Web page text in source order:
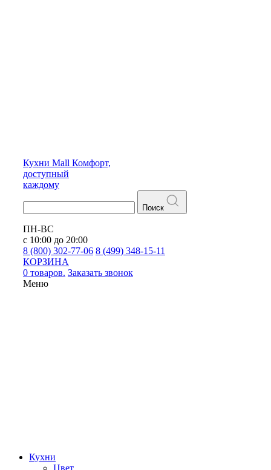
Кухни Mall Комфорт,
доступный
каждому
Поиск
ПН-ВС
с 10:00 до 20:00
8 (800) 302-77-06 8 (499) 348-15-11
КОРЗИНА
0 товаров. Заказать звонок
Меню
Кухни
Цвет